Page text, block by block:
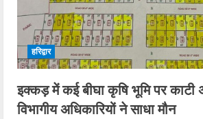
हरिद्वार
इक्कड़ में कई बीघा कृषि भूमि पर काटी
विभागीय अधिकारियों ने साधा मौन